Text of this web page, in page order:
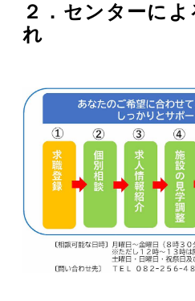
２．センターに
れ